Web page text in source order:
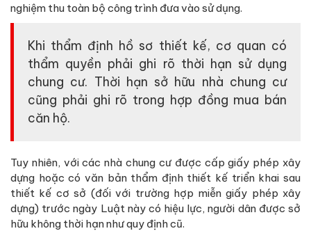
nghiệm thu toàn bộ công trình đưa vào sử dụng.
Khi thẩm định hồ sơ thiết kế, cơ quan có
thẩm quyền phải ghi rõ thời hạn sử dụng
chung cư. Thời hạn sở hữu nhà chung cư
cũng phải ghi rõ trong hợp đồng mua bán
căn hộ.
Tuy nhiên, với các nhà chung cư được cấp giấy phép xây
dựng hoặc có văn bản thẩm định thiết kế triển khai sau
thiết kế cơ sở (đối với trường hợp miễn giấy phép xây
dựng) trước ngày Luật này có hiệu lực, người dân được sở
hữu không thời hạn như quy định cũ.